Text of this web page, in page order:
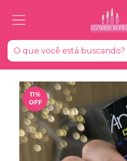
11%
OFF